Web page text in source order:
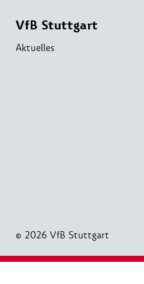
VfB Stuttgart
Aktuelles
© 2026 VfB Stuttgart